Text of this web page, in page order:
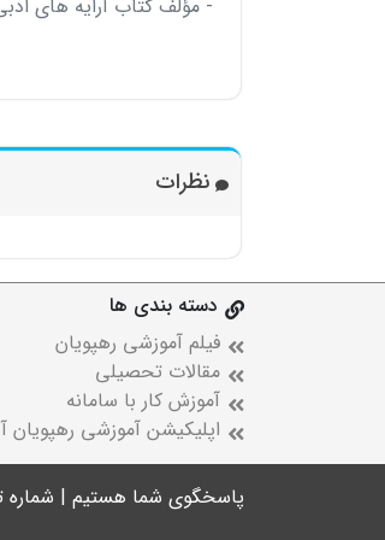
- مؤلف کتاب آرایه های ادبی
نظرات
دسته بندی ها
فیلم آموزشی رهپویان
مقالات تحصیلی
آموزش کار با سامانه
اپلیکیشن آموزشی رهپویان
پاسخگوی شما هستیم | شماره تماس :